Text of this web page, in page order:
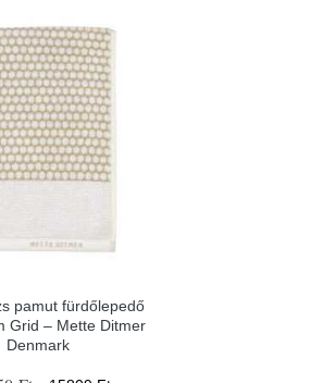
pamut fürdőlepedő
Grid – Mette Ditmer
Denmark